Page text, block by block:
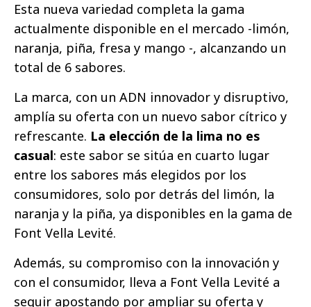
Esta nueva variedad completa la gama
actualmente disponible en el mercado -limón,
naranja, piña, fresa y mango -, alcanzando un
total de 6 sabores.
La marca, con un ADN innovador y disruptivo,
amplía su oferta con un nuevo sabor cítrico y
refrescante. La elección de la lima no es
casual: este sabor se sitúa en cuarto lugar
entre los sabores más elegidos por los
consumidores, solo por detrás del limón, la
naranja y la piña, ya disponibles en la gama de
Font Vella Levité.
Además, su compromiso con la innovación y
con el consumidor, lleva a Font Vella Levité a
seguir apostando por ampliar su oferta y